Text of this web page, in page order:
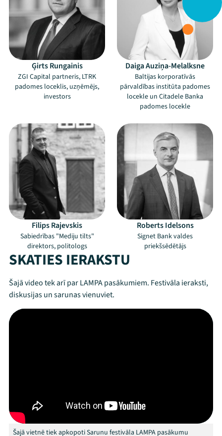
Programma
Arhīvs
Ģirts Rungainis
ZGI Capital partneris, LTRK
padomes loceklis, uzņēmējs,
investors
Daiga Auziņa-Melalksne
Baltijas korporatīvās
pārvaldības institūta padomes
locekle un Citadele Banka
padomes locekle
Filips Rajevskis
Sabiedrības "Mediju tilts"
direktors, politologs
Roberts Idelsons
Signet Bank valdes
priekšsēdētājs
SKATIES IERAKSTU
Šajā video tek arī par LAMPA pasākumiem. Festivāla ieraksti,
diskusijas un sarunas vienuviet.
Šajā vietnē tiek apkopoti Sarunu festivāla LAMPA pasākumu